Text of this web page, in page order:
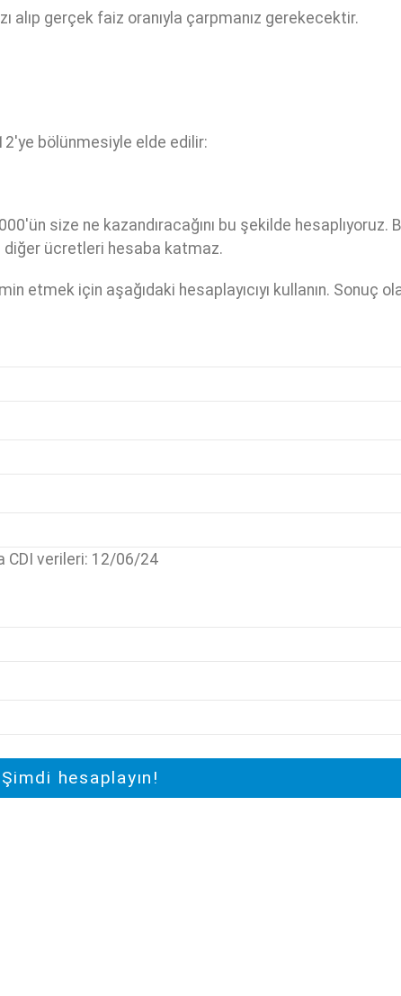
alıp gerçek faiz oranıyla çarpmanız gerekecektir.
12'ye bölünmesiyle elde edilir:
size ne kazandıracağını bu şekilde hesaplıyoruz.
diğer ücretleri hesaba katmaz.
etmek için aşağıdaki hesaplayıcıyı kullanın. Sonuç
CDI verileri: 12/06/24
Şimdi hesaplayın!